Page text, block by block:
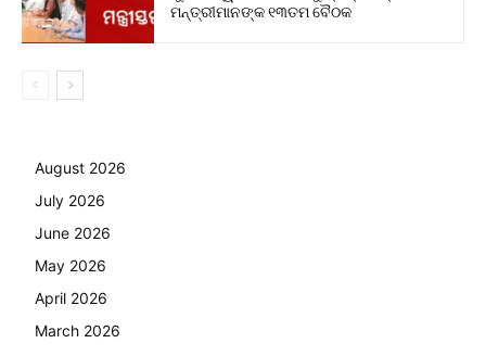
ମନ୍ତ୍ରୀମାନଙ୍କ ୧୩ତମ ବୈଠକ
August 2026
July 2026
June 2026
May 2026
April 2026
March 2026